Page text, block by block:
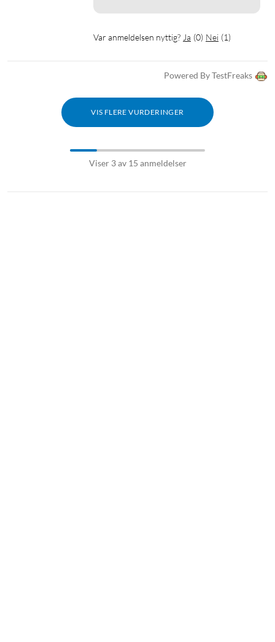
Var anmeldelsen nyttig? Ja (0) Nei (1)
Powered By TestFreaks
VIS FLERE VURDERINGER
Viser 3 av 15 anmeldelser